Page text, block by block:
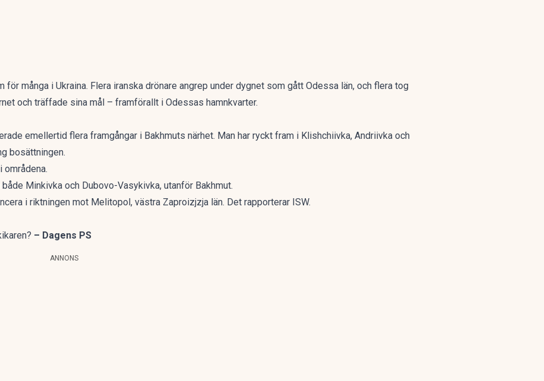
för många i Ukraina. Flera iranska drönare angrep under dygnet som gått Odessa län, och flera tog
och träffade sina mål – framförallt i Odessas hamnkvarter.
emellertid flera framgångar i Bakhmuts närhet. Man har ryckt fram i Klishchiivka, Andriivka och
bosättningen.
områdena.
Minkivka och Dubovo-Vasykivka, utanför Bakhmut.
i riktningen mot Melitopol, västra Zaproizjzja län. Det rapporterar ISW.
– Dagens PS
ANNONS